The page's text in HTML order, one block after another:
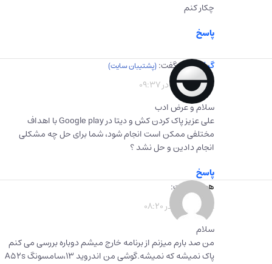
چکار کنم
پاسخ
گیفت برگ گفت:
1402-07-30 در 09:37
سلام و عرض ادب
علی عزیز پاک کردن کش و دیتا در Google play با اهداف
مختلفی ممکن است انجام شود، شما برای حل چه مشکلی
انجام دادین و حل نشد ؟
پاسخ
هومن
گفت:
1402-04-19 در 08:20
سلام
من صد بارم میزنم از برنامه خارج میشم دوباره بررسی می کنم
پاک نمیشه که نمیشه.گوشی من اندروید ۱۳،سامسونگ A52s